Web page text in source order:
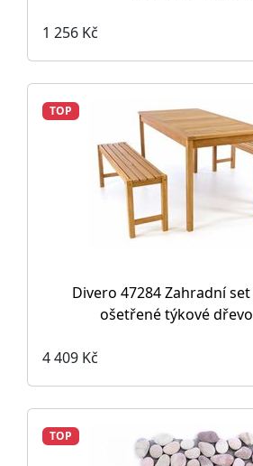
1 256 Kč
TOP
Divero 47284 Zahradní
ošetřené týkové
4 409 Kč
TOP